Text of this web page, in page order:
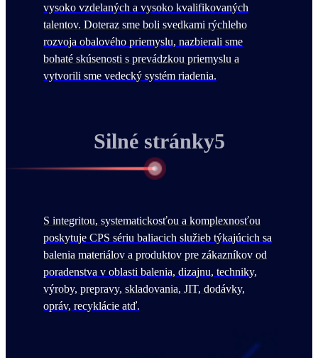
vysoko vzdelaných a vysoko kvalifikovaných
talentov. Doteraz sme boli svedkami rýchleho
rozvoja obalového priemyslu, nazbierali sme
bohaté skúsenosti s prevádzkou priemyslu a
vytvorili sme vedecký systém riadenia.
Silné stránky5
S integritou, systematickosťou a komplexnosťou
poskytuje CPS sériu baliacich služieb týkajúcich sa
balenia materiálov a produktov pre zákazníkov od
poradenstva v oblasti balenia, dizajnu, techniky,
výroby, prepravy, skladovania, JIT, dodávky,
opráv, recyklácie atď.